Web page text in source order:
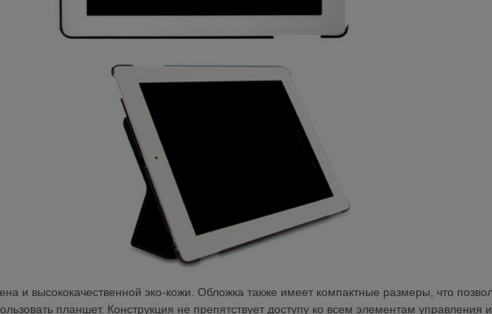
и высококачественной эко-кожи. Обложка также имеет компактные размеры, что
планшет. Конструкция не препятствует доступу ко всем элементам управления и